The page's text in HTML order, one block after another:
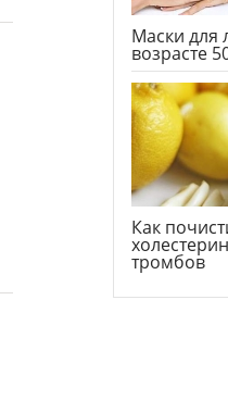
Маски
возрасте
Как
тромбов